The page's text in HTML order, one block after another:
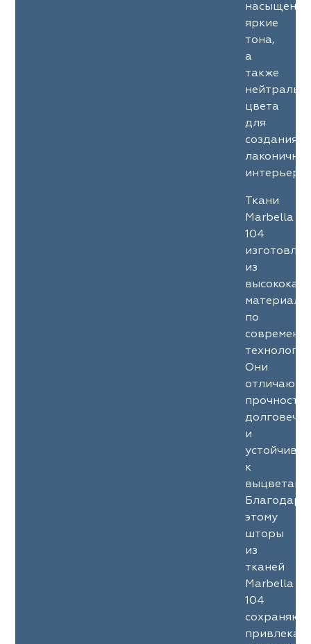
яркие
тона,
а
также
цвета
для
создания
Ткани
Marbella
104
из
по
Они
и
к
Благодаря
этому
шторы
из
тканей
Marbella
104
сохраняют